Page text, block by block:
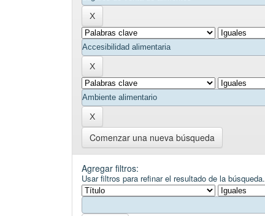
Comenzar una nueva búsqueda
Agregar filtros:
Usar filtros para refinar el resultado de la búsqueda.